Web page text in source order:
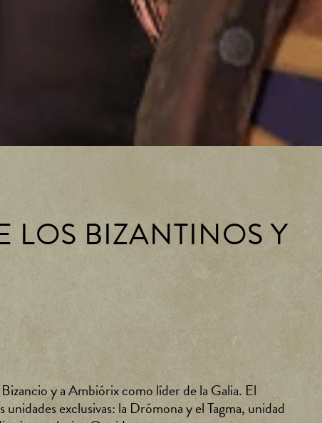
LOS BIZANTINOS Y
y a Ambiórix como líder de la Galia. El
exclusivas: la Drómona y el Tagma, unidad